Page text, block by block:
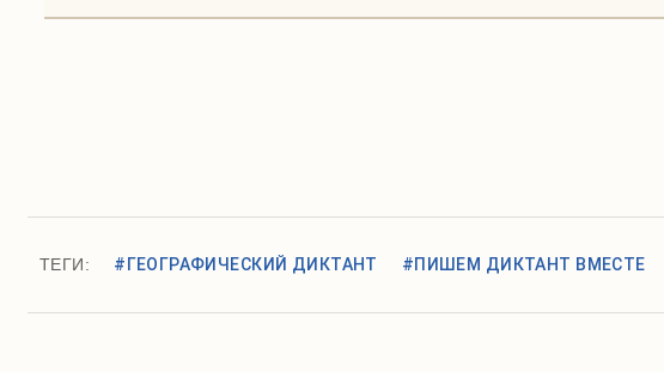
ТЕГИ: #ГЕОГРАФИЧЕСКИЙ ДИКТАНТ #ПИШЕМ ДИКТАНТ ВМЕСТЕ